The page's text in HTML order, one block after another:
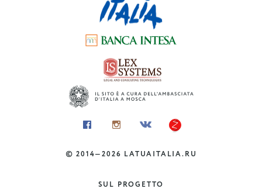
I borghi della Costiera
© 2014—2026 LATUAITALIA.RU
SUL PROGETTO